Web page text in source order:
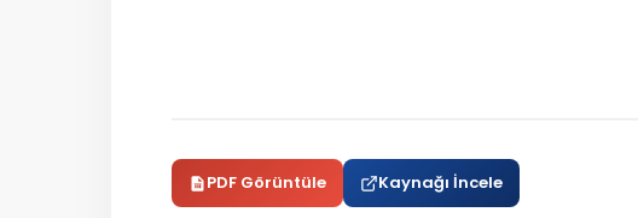
PDF Görüntüle Kaynağı İncele